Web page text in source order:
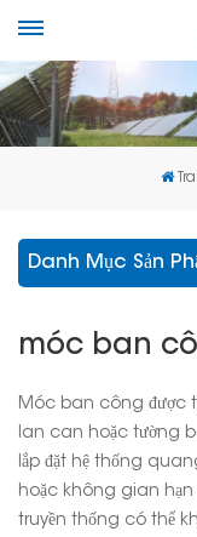
Danh Mục Sản
móc ban
Móc ban công được
lan can hoặc tường
lắp đặt hệ thống
hoặc không gian hạn
truyền thống có thể